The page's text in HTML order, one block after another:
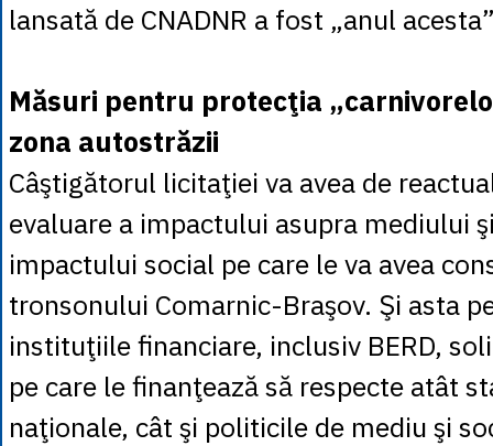
lansată de CNADNR a fost „anul
Măsuri pentru protecţia
zona autostrăzii
Câştigătorul licitaţiei va avea de
evaluare a impactului asupra mediului
impactului social pe care le va avea
tronsonului Comarnic-Braşov. Şi asta
instituţiile financiare, inclusiv BERD,
pe care le finanţează să respecte atât
naţionale, cât şi politicile de mediu şi